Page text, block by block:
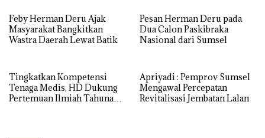
Feby Herman Deru Ajak
Masyarakat Bangkitkan
Wastra Daerah Lewat Batik
Pesan Herman Deru pada
Dua Calon Paskibraka
Nasional dari Sumsel
Tingkatkan Kompetensi
Tenaga Medis, HD Dukung
Pertemuan Ilmiah Tahunan
Apriyadi : Pemprov Sumsel
Mengawal Percepatan
Revitalisasi Jembatan Lalan